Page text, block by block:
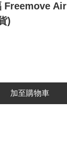
Freemove
)
加至購物車